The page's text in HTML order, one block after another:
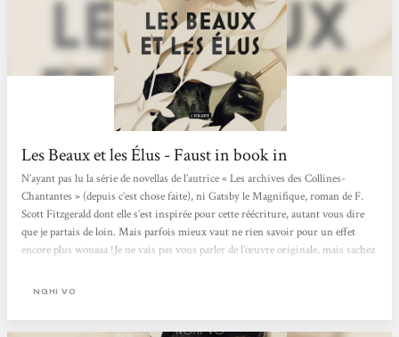
Les Beaux et les Élus - Faust in book in
N’ayant pas lu la série de novellas de l’autrice « Les archives des Collines-
Chantantes » (depuis c’est chose faite), ni Gatsby le Magnifique, roman de F.
Scott Fitzgerald dont elle s’est inspirée pour cette réécriture, autant vous dire
que je partais de loin. Mais parfois mieux vaut ne rien savoir pour un effet
encore plus wouaaa !Je ne vais pas vous parler de l’œuvre originale, mais sachez
retrouve tous les personnages qui entourent Gatsby : Nick, Daisy, Tom mais
NGHI VO